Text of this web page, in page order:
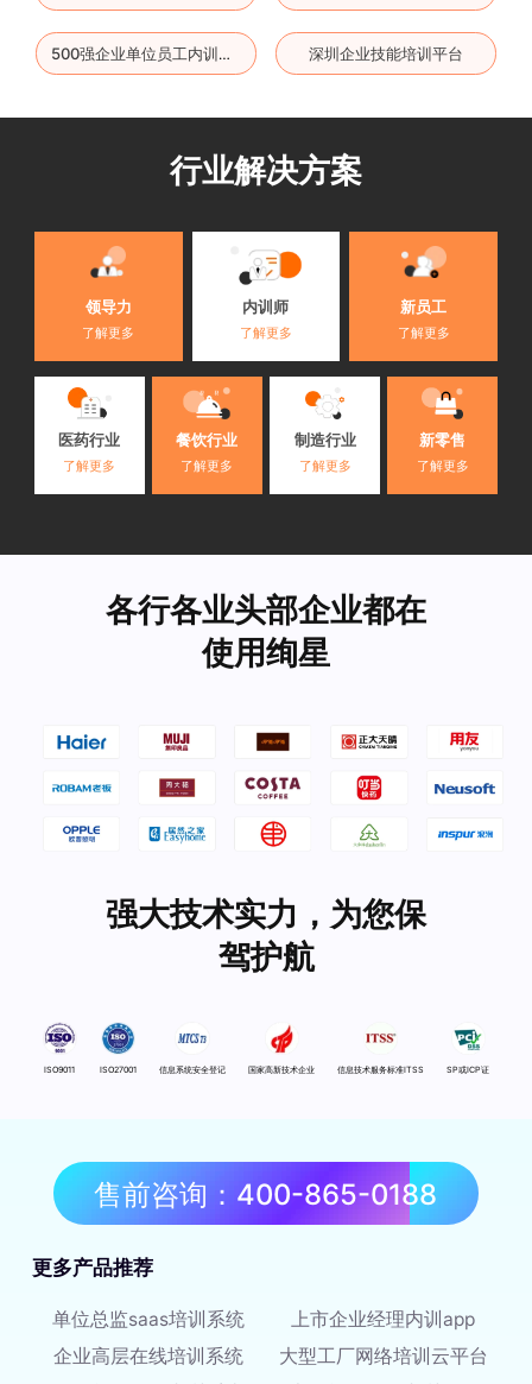
500强企业单位员工内训平台 深圳企业技能培训平台
行业解决方案
领导力
了解更多
内训师
了解更多
新员工
了解更多
医药行业
了解更多
餐饮行业
了解更多
制造行业
了解更多
新零售
了解更多
各行各业头部企业都在
使用绚星
强大技术实力，为您保
驾护航
ISO9011 ISO27001 信息系统安全登记 国家高新技术企业 信息技术服务标准ITSS SP或ICP证
售前咨询：400-865-0188
更多产品推荐
单位总监saas培训系统
上市企业经理内训app
企业高层在线培训系统
大型工厂网络培训云平台